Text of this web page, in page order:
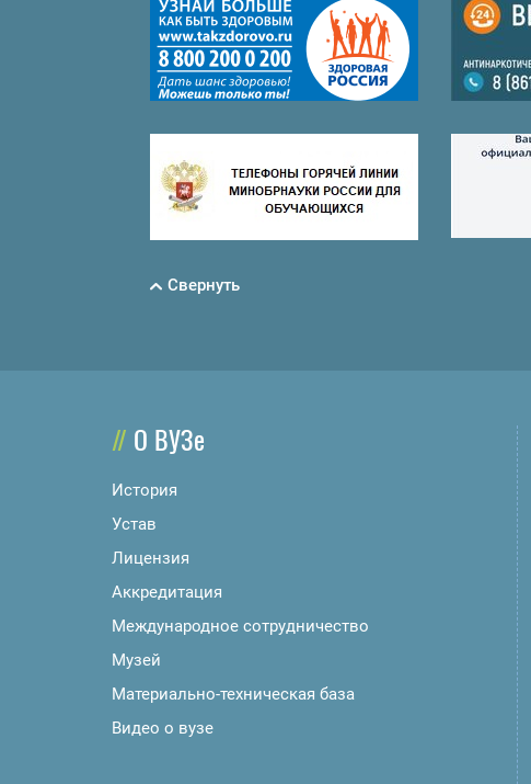
Свернуть
О ВУЗе
История
Устав
Лицензия
Аккредитация
Международное сотрудничество
Музей
Материально-техническая база
Видео о вузе